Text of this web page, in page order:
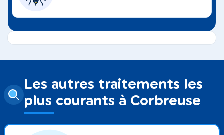
Les autres traitements les
plus courants à Corbreuse